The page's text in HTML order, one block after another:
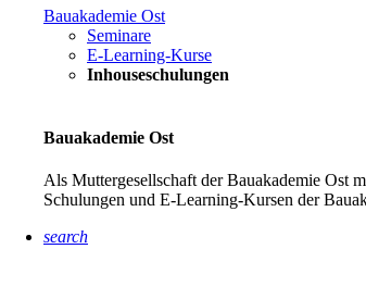
Bauakademie Ost
Seminare
E-Learning-Kurse
Inhouseschulungen
Bauakademie Ost
Als Muttergesellschaft der Bauakademie Ost
Schulungen und E-Learning-Kursen der
search